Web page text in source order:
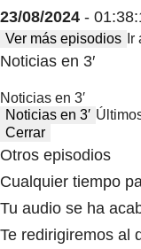
23/08/2024 -
Ver más episodios
Noticias en 3′
Noticias en 3′
Noticias en 3′
Cerrar
Otros episodios
Cualquier tiempo
Tu audio se ha
Te redirigiremos al